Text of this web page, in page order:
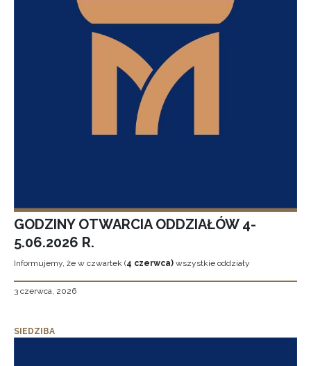
GODZINY OTWARCIA ODDZIAŁÓW 4-
5.06.2026 R.
Informujemy, że w czwartek (4 czerwca) wszystkie oddziały
3 czerwca, 2026
SIEDZIBA